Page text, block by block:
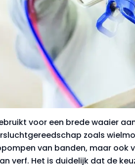
voor een brede waaier
zoals
van banden, maar ook
verf. Het is duidelijk dat de